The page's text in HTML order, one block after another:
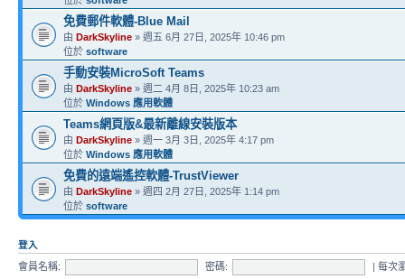
免費郵件軟體-Blue Mail
由 DarkSkyline » 週五 6月 27日, 2025年 10:46 pm
位於 software
手動安裝MicroSoft Teams
由 DarkSkyline » 週二 4月 8日, 2025年 10:23 am
位於 Windows 應用軟體
Teams網頁版&最新離線安裝版本
由 DarkSkyline » 週一 3月 3日, 2025年 4:17 pm
位於 Windows 應用軟體
免費的遠端遙控軟體-TrustViewer
由 DarkSkyline » 週四 2月 27日, 2025年 1:14 pm
位於 software
登入
會員名稱:
密碼: | 每次